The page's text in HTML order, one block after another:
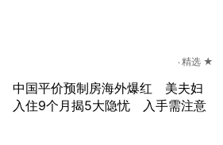
精选 ★
中国平价预制房海外爆红 美夫妇
入住9个月揭5大隐忧 入手需注意